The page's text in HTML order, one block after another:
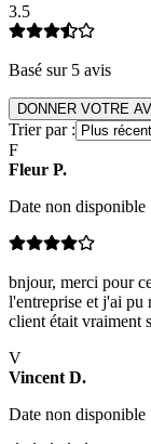
3.5
Basé sur 5 avis
DONNER VOTRE
Trier par :
F
Fleur P.
Date non disponible
bnjour, merci pour
l'entreprise et j'ai pu
client était vraiment
V
Vincent D.
Date non disponible